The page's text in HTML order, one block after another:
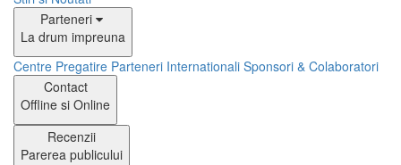
Parteneri
La drum impreuna
Centre Pregatire Parteneri Internationali Sponsori & Colaboratori
Contact
Offline si Online
Recenzii
Parerea publicului